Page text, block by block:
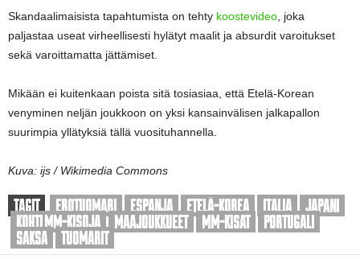
Skandaalimaisista tapahtumista on tehty koostevideo , joka
paljastaa useat virheellisesti hylätyt maalit ja absurdit varoitukset
sekä varoittamatta jättämiset.
Mikään ei kuitenkaan poista sitä tosiasiaa, että Etelä-Korean
venyminen neljän joukkoon on yksi kansainvälisen jalkapallon
suurimpia yllätyksiä tällä vuosituhannella.
Kuva: ijs / Wikimedia Commons
TAGIT EROTUOMARI ESPANJA ETELÄ-KOREA ITALIA
JAPANI
KOHTI MM-KISOJA
MAAJOUKKUEET MM-KISAT
PORTUGALI
SAKSA
TUOMARIT